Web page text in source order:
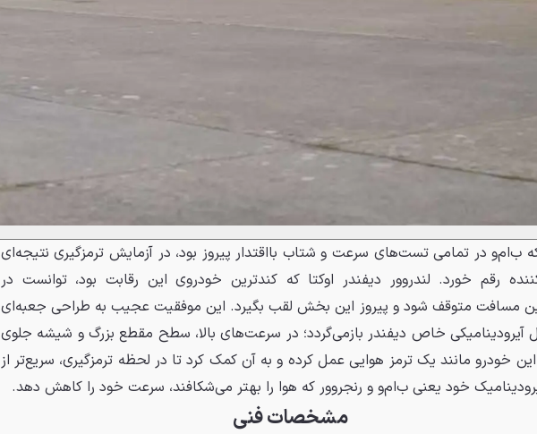
ب‌ام‌و در تمامی تست‌های سرعت و شتاب بااقتدار پیروز بود، در آزمایش ترمزگیری نتیجه‌ای
رقم خورد. لندروور دیفندر اوکتا که کندترین خودروی این رقابت بود، توانست در
مسافت متوقف شود و پیروز این بخش لقب بگیرد. این موفقیت عجیب به طراحی جعبه‌ای
آیرودینامیکی خاص دیفندر بازمی‌گردد؛ در سرعت‌های بالا، سطح مقطع بزرگ و شیشه جلوی
خودرو مانند یک ترمز هوایی عمل کرده و به آن کمک کرد تا در لحظه ترمزگیری، سریع‌تر از
خود یعنی ب‌ام‌و و رنجروور که هوا را بهتر می‌شکافند، سرعت خود را کاهش دهد.
مشخصات فنی